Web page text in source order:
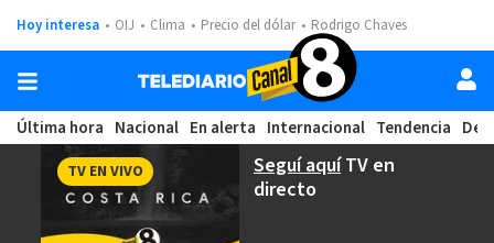
Hoy interesa OIJ Clima Precio del dólar Rodrigo Chaves
Última hora Nacional En alerta Internacional Tendencia
Seguí aquíTV en
directo
TV EN VIVO